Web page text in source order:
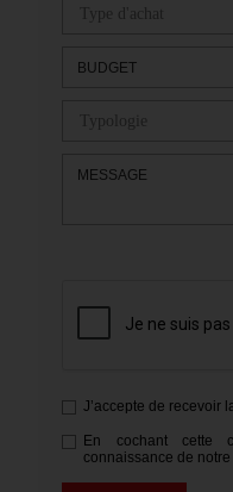
BUDGET
MESSAGE
J’accepte de recevoir
En cochant cette
connaissance de notre